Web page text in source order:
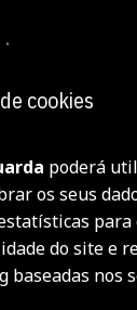
cookies
poderá
os seus
do site e
baseadas nos